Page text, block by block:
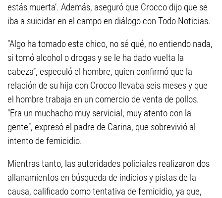
estás muerta’. Además, aseguró que Crocco dijo que se
iba a suicidar en el campo en diálogo con Todo Noticias.
“Algo ha tomado este chico, no sé qué, no entiendo nada,
si tomó alcohol o drogas y se le ha dado vuelta la
cabeza”, especuló el hombre, quien confirmó que la
relación de su hija con Crocco llevaba seis meses y que
el hombre trabaja en un comercio de venta de pollos.
“Era un muchacho muy servicial, muy atento con la
gente”, expresó el padre de Carina, que sobrevivió al
intento de femicidio.
Mientras tanto, las autoridades policiales realizaron dos
allanamientos en búsqueda de indicios y pistas de la
causa, calificado como tentativa de femicidio, ya que,